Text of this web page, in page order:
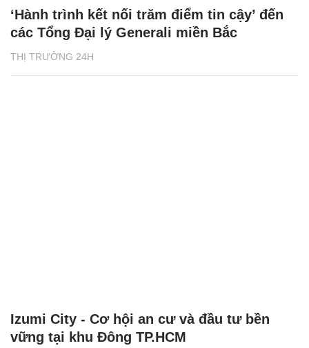
THỊ TRƯỜNG 24H
‘Hành trình kết nối trăm điểm tin cậy’ đến
các Tổng Đại lý Generali miền Bắc
Izumi City - Cơ hội an cư và đầu tư bền
vững tại khu Đông TP.HCM